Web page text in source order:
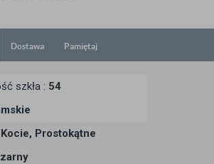
Dostawa Pamiętaj
szkła : 54
Kocie, Prostokątne